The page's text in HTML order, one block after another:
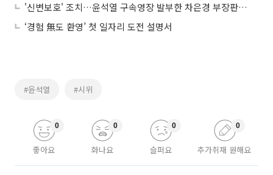
'신변보호' 조치…윤석열 구속영장 발부한 차은경 부장판사는 누구?
‘경험 無도 환영’ 첫 일자리 도전 설명서
#윤석열 #시위
좋아요
0
화나요
0
슬퍼요
0
추가취재 원해요
0